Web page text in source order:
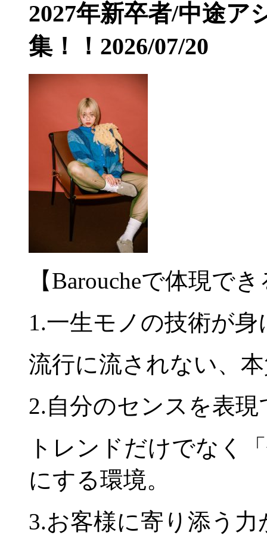
2027年新卒者/中途ア
集！！ 2026/07/20
【Baroucheで体現で
1.一生モノの技術が身
流行に流されない、
2.自分のセンスを表現
トレンドだけでなく
にする環境。
3.お客様に寄り添う力